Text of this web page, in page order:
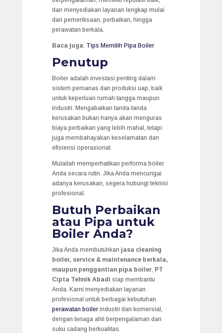
dan menyediakan layanan lengkap mulai
dari pemeriksaan, perbaikan, hingga
perawatan berkala.
Baca juga: Tips Memilih Pipa Boiler
Penutup
Boiler adalah investasi penting dalam
sistem pemanas dan produksi uap, baik
untuk keperluan rumah tangga maupun
industri. Mengabaikan tanda-tanda
kerusakan bukan hanya akan menguras
biaya perbaikan yang lebih mahal, tetapi
juga membahayakan keselamatan dan
efisiensi operasional.
Mulailah memperhatikan performa boiler
Anda secara rutin. Jika Anda mencurigai
adanya kerusakan, segera hubungi teknisi
profesional.
Butuh Perbaikan
atau Pipa untuk
Boiler Anda?
Jika Anda membutuhkan jasa cleaning
boiler, service & maintenance berkala,
maupun penggantian pipa boiler, PT
Cipta Tehnik Abadi siap membantu
Anda. Kami menyediakan layanan
profesional untuk berbagai kebutuhan
perawatan boilerindustri dan komersial,
dengan tenaga ahli berpengalaman dan
suku cadang berkualitas.